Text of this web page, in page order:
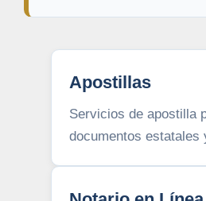
Apostillas
Servicios de apostilla
documentos estatales